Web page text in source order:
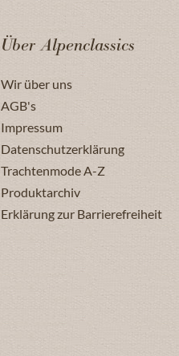
Über Alpenclassics
Wir über uns
AGB's
Impressum
Datenschutzerklärung
Trachtenmode A-Z
Produktarchiv
Erklärung zur Barrierefreiheit